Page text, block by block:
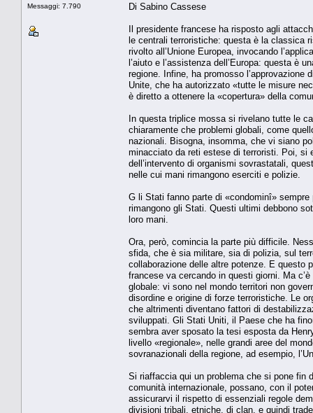
Messaggi: 7.790
Di Sabino Cassese
Il presidente francese ha risposto agli
le centrali terroristiche: questa è la classica
rivolto all’Unione Europea, invocando
l’aiuto e l’assistenza dell’Europa: questa è
regione. Infine, ha promosso l’approvazione
Unite, che ha autorizzato «tutte le misure
è diretto a ottenere la «copertura» della
In questa triplice mossa si rivelano tutte le
chiaramente che problemi globali, come
nazionali. Bisogna, insomma, che vi siano
minacciato da reti estese di terroristi. Poi, si
dell’intervento di organismi sovrastatali,
nelle cui mani rimangono eserciti e polizie.
G li Stati fanno parte di «condominî»
rimangono gli Stati. Questi ultimi debbono
loro mani.
Ora, però, comincia la parte più difficile.
sfida, che è sia militare, sia di polizia, sul
collaborazione delle altre potenze. E questo
francese va cercando in questi giorni. Ma
globale: vi sono nel mondo territori non
disordine e origine di forze terroristiche. Le
che altrimenti diventano fattori di
sviluppati. Gli Stati Uniti, il Paese che ha
sembra aver sposato la tesi esposta da
livello «regionale», nelle grandi aree del
sovranazionali della regione, ad esempio,
Si riaffaccia qui un problema che si pone fin
comunità internazionale, possano, con il
assicurarvi il rispetto di essenziali regole
divisioni tribali, etniche, di clan, e quindi